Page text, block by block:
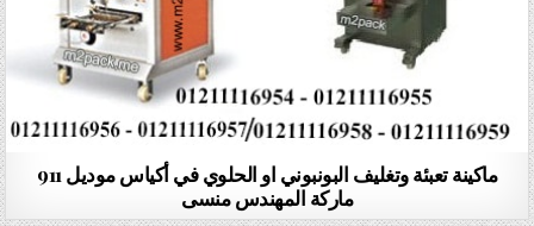
ماكينة تعبئة وتغليف البونبوني او الحلوي في أكياس موديل 911
ماركة المهندس منسى